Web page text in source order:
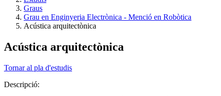
Graus
Grau en Enginyeria Electrònica - Menció en Robòtica
Acústica arquitectònica
Acústica arquitectònica
Tornar al pla d'estudis
Descripció: